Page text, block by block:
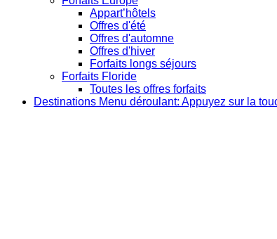
Appart’hôtels
Offres d'été
Offres d'automne
Offres d'hiver
Forfaits longs séjours
Forfaits Floride
Toutes les offres forfaits
Destinations Menu déroulant: Appuyez sur la